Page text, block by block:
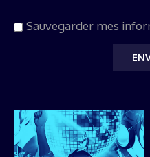
Sauvegarder mes